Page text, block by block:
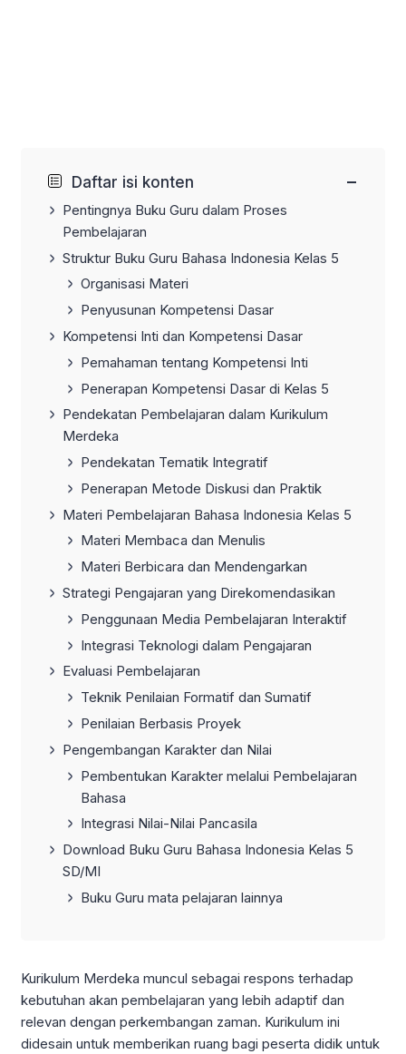
Daftar isi konten −
Pentingnya Buku Guru dalam Proses
Pembelajaran
Struktur Buku Guru Bahasa Indonesia Kelas 5
Organisasi Materi
Penyusunan Kompetensi Dasar
Kompetensi Inti dan Kompetensi Dasar
Pemahaman tentang Kompetensi Inti
Penerapan Kompetensi Dasar di Kelas 5
Pendekatan Pembelajaran dalam Kurikulum
Merdeka
Pendekatan Tematik Integratif
Penerapan Metode Diskusi dan Praktik
Materi Pembelajaran Bahasa Indonesia Kelas 5
Materi Membaca dan Menulis
Materi Berbicara dan Mendengarkan
Strategi Pengajaran yang Direkomendasikan
Penggunaan Media Pembelajaran Interaktif
Integrasi Teknologi dalam Pengajaran
Evaluasi Pembelajaran
Teknik Penilaian Formatif dan Sumatif
Penilaian Berbasis Proyek
Pengembangan Karakter dan Nilai
Pembentukan Karakter melalui Pembelajaran
Bahasa
Integrasi Nilai-Nilai Pancasila
Download Buku Guru Bahasa Indonesia Kelas 5
SD/MI
Buku Guru mata pelajaran lainnya
Kurikulum Merdeka muncul sebagai respons terhadap
kebutuhan akan pembelajaran yang lebih adaptif dan
relevan dengan perkembangan zaman. Kurikulum ini
didesain untuk memberikan ruang bagi peserta didik untuk